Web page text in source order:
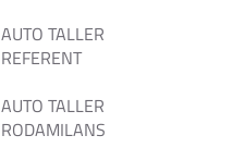
AUTO TALLER
REFERENT
AUTO TALLER
RODAMILANS